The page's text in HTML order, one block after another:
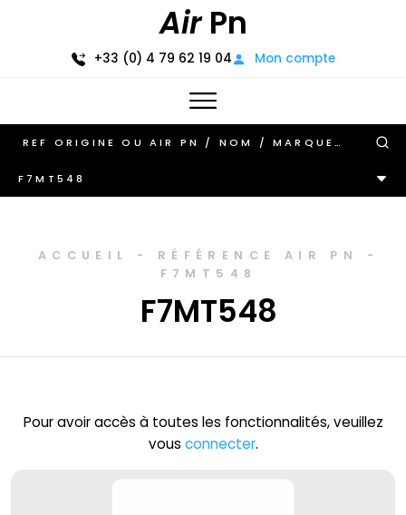
AirPn
+33 (0) 4 79 62 19 04 Mon compte
F7MT548
ACCUEIL - RÉFÉRENCE AIR PN
-
F7MT548
F7MT548
Pour avoir accès à toutes les fonctionnalités, veuillez
vous connecter.